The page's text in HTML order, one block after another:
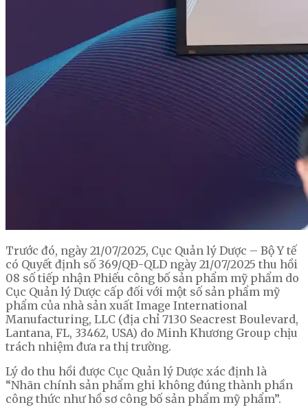
Trước đó, ngày 21/07/2025, Cục Quản lý Dược – Bộ Y tế
có Quyết định số 369/QĐ-QLD ngày 21/07/2025 thu hồi
08 số tiếp nhận Phiếu công bố sản phẩm mỹ phẩm do
Cục Quản lý Dược cấp đối với một số sản phẩm mỹ
phẩm của nhà sản xuất Image International
Manufacturing, LLC (địa chỉ 7130 Seacrest Boulevard,
Lantana, FL, 33462, USA) do Minh Khương Group chịu
trách nhiệm đưa ra thị trường.
Lý do thu hồi được Cục Quản lý Dược xác định là
“Nhãn chính sản phẩm ghi không đúng thành phần
công thức như hồ sơ công bố sản phẩm mỹ phẩm”.